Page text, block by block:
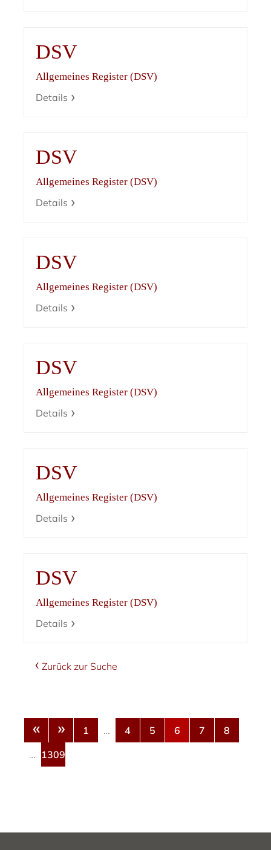
DSV
Allgemeines Register (DSV)
Details
DSV
Allgemeines Register (DSV)
Details
DSV
Allgemeines Register (DSV)
Details
DSV
Allgemeines Register (DSV)
Details
DSV
Allgemeines Register (DSV)
Details
DSV
Allgemeines Register (DSV)
Details
Zurück zur Suche
« » 1 … 4 5 6 7
8
… 1309